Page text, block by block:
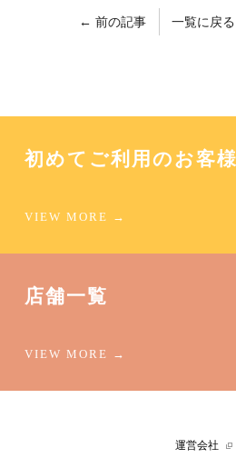
← 前の記事 一覧に戻る
初めてご利用のお客
店舗一覧
運営会社